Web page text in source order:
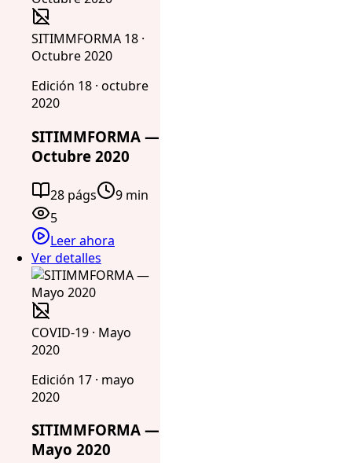
SITIMMFORMA 18 ·
Octubre 2020
Edición 18 · octubre
2020
SITIMMFORMA —
Octubre 2020
28 págs
9 min
5
Leer ahora
Ver detalles
COVID-19 · Mayo
2020
Edición 17 · mayo
2020
SITIMMFORMA —
Mayo 2020